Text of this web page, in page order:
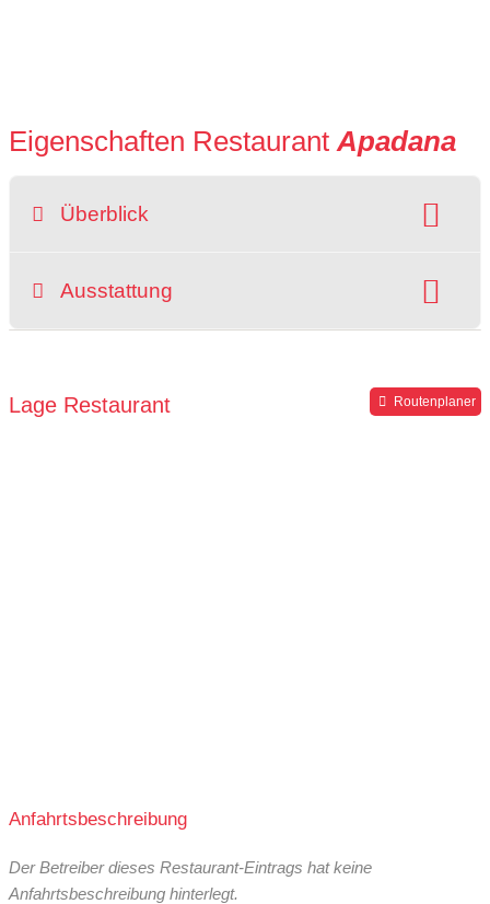
Eigenschaften Restaurant Apadana
Überblick
Ausstattung
Lage Restaurant Routenplaner
Anfahrtsbeschreibung
Der Betreiber dieses Restaurant-Eintrags hat keine
Anfahrtsbeschreibung hinterlegt.